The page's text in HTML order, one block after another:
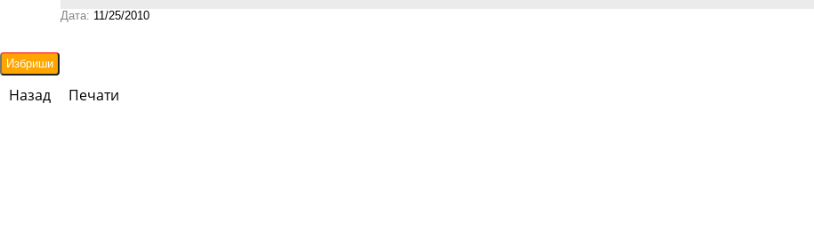
Дата: 11/25/2010
Назад Печати